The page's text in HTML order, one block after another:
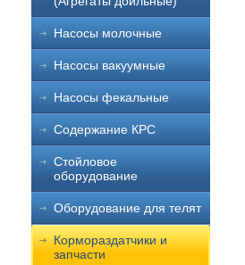
Насосы молочные
Насосы вакуумные
Насосы фекальные
Содержание КРС
Стойловое
оборудование
Оборудование для телят
Кормораздатчики и
запчасти